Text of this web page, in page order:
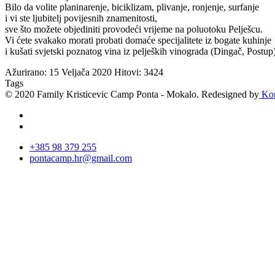
Bilo da volite planinarenje, biciklizam, plivanje, ronjenje, surfanje
i vi ste ljubitelj povijesnih znamenitosti,
sve što možete objediniti provodeći vrijeme na poluotoku Pelješcu.
Vi ćete svakako morati probati domaće specijalitete iz bogate kuhinje
i kušati svjetski poznatog vina iz peljeških vinograda (Dingač, Postup
Ažurirano: 15 Veljača 2020 Hitovi: 3424
Tags
© 2020 Family Kristicevic Camp Ponta - Mokalo. Redesigned by
+385 98 379 255
pontacamp.hr@gmail.com